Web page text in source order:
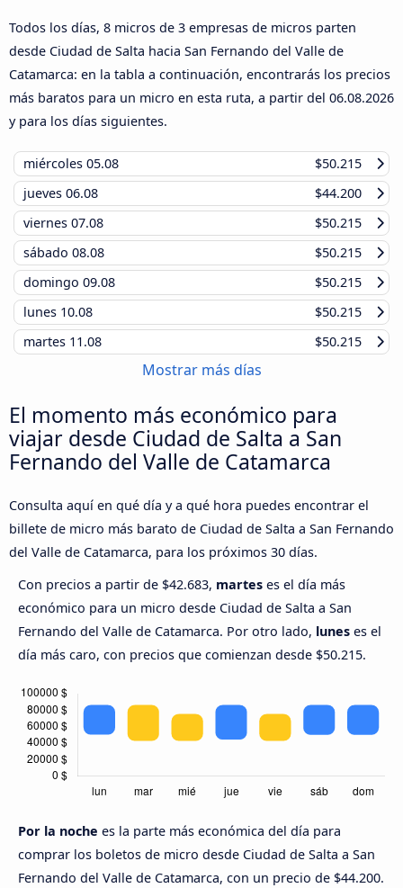
Todos los días, 8 micros de 3 empresas de micros parten
desde Ciudad de Salta hacia San Fernando del Valle de
Catamarca: en la tabla a continuación, encontrarás los precios
más baratos para un micro en esta ruta, a partir del 06.08.2026
y para los días siguientes.
miércoles 05.08
$50.215
jueves 06.08
$44.200
viernes 07.08
$50.215
sábado 08.08
$50.215
domingo 09.08
$50.215
lunes 10.08
$50.215
martes 11.08 $50.215
Mostrar más días
El momento más económico para
viajar desde Ciudad de Salta a San
Fernando del Valle de Catamarca
Consulta aquí en qué día y a qué hora puedes encontrar el
billete de micro más barato de Ciudad de Salta a San Fernando
del Valle de Catamarca, para los próximos 30 días.
Con precios a partir de $42.683, martes es el día más
económico para un micro desde Ciudad de Salta a San
Fernando del Valle de Catamarca. Por otro lado, lunes es el
día más caro, con precios que comienzan desde $50.215.
Por la noche es la parte más económica del día para
comprar los boletos de micro desde Ciudad de Salta a San
Fernando del Valle de Catamarca, con un precio de $44.200.